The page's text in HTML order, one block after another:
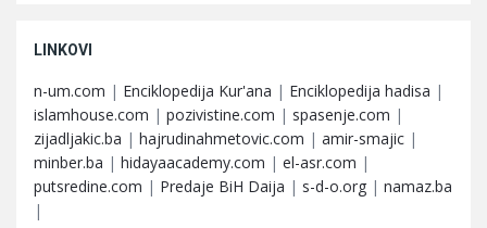
LINKOVI
n-um.com | Enciklopedija Kur'ana | Enciklopedija hadisa |
islamhouse.com | pozivistine.com | spasenje.com |
zijadljakic.ba | hajrudinahmetovic.com | amir-smajic |
minber.ba | hidayaacademy.com | el-asr.com |
putsredine.com | Predaje BiH Daija | s-d-o.org | namaz.ba
|